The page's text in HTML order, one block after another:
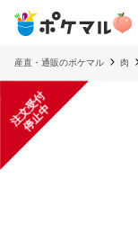
産直・通販のポケマル 肉
注
文
受
付
停
止
中